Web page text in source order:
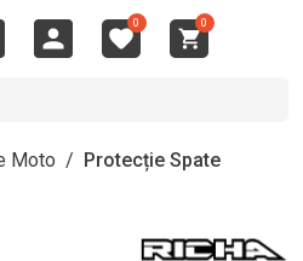
0 0
Moto / Protecție Spate